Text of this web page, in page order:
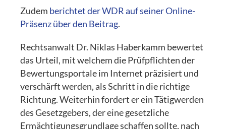
Zudem berichtet der WDR auf seiner Online-
Präsenz über den Beitrag.
Rechtsanwalt Dr. Niklas Haberkamm bewertet
das Urteil, mit welchem die Prüfpflichten der
Bewertungsportale im Internet präzisiert und
verschärft werden, als Schritt in die richtige
Richtung. Weiterhin fordert er ein Tätigwerden
des Gesetzgebers, der eine gesetzliche
Ermächtigungsgrundlage schaffen sollte, nach